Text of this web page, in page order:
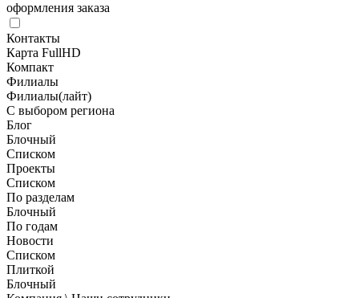
оформления заказа
Контакты
Карта FullHD
Компакт
Филиалы
Филиалы(лайт)
С выбором региона
Блог
Блочный
Списком
Проекты
Списком
По разделам
Блочный
По годам
Новости
Списком
Плиткой
Блочный